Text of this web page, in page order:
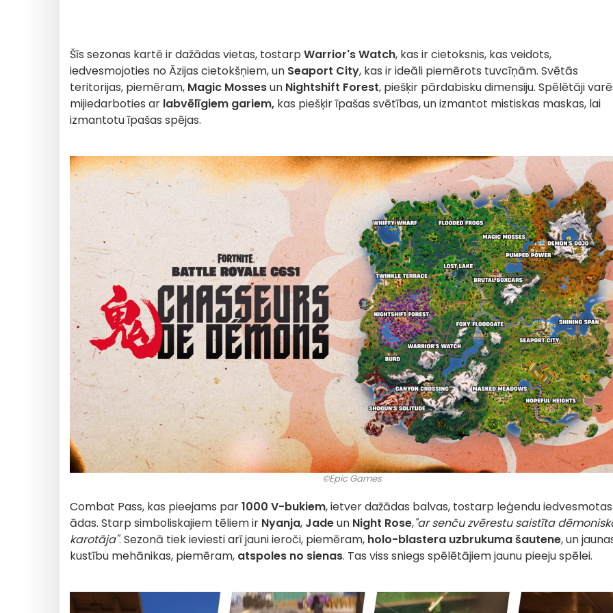
Šīs sezonas kartē ir dažādas vietas, tostarp Warrior's Watch, kas ir cietoksnis, kas veidots,
iedvesmojoties no Āzijas cietokšņiem, un Seaport City, kas ir ideāli piemērots tuvcīņām. Svētās
teritorijas, piemēram, Magic Mossesun Nightshift Forest, piešķir pārdabisku dimensiju. Spēlētāji
mijiedarboties ar labvēlīgiem gariem, kas piešķir īpašas svētības, un izmantot mistiskas maskas, lai
izmantotu īpašas spējas.
©Epic Games
Combat Pass, kas pieejams par1000 V-bukiem, ietver dažādas balvas, tostarp leģendu iedvesmotas
ādas. Starp simboliskajiem tēliem ir Nyanja, Jadeun Night Rose,"ar senču zvērestu saistīta
karotāja". Sezonā tiek ieviesti arī jauni ieroči, piemēram, holo-blastera uzbrukuma šautene, un
kustību mehānikas, piemēram, atspoles no sienas. Tas viss sniegs spēlētājiem jaunu pieeju spēlei.